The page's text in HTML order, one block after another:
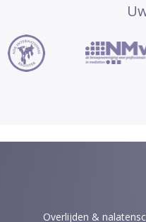
Overlijden &